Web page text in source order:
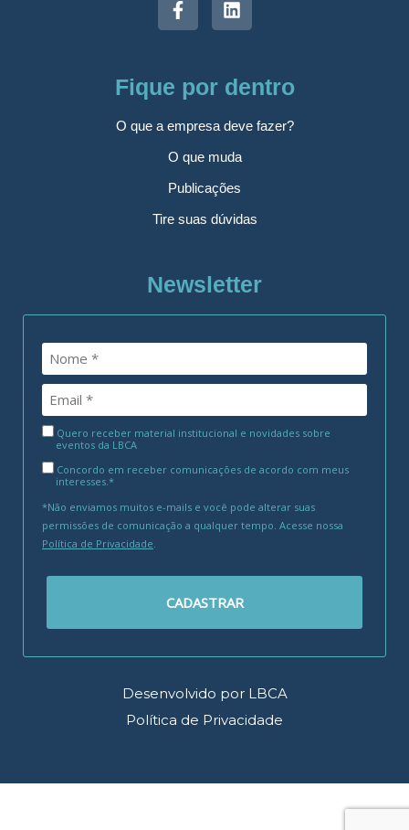
Fique por dentro
O que a empresa deve fazer?
O que muda
Publicações
Tire suas dúvidas
Newsletter
Quero receber material institucional e novidades sobre
eventos da LBCA
Concordo em receber comunicações de acordo com meus
interesses.*
*Não enviamos muitos e-mails e você pode alterar suas
permissões de comunicação a qualquer tempo. Acesse nossa
Política de Privacidade.
CADASTRAR
Desenvolvido por LBCA
Política de Privacidade